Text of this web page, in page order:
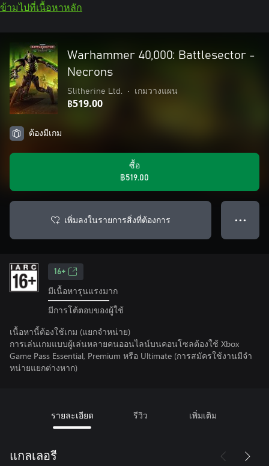
ข้ามไปที่เนื้อหาหลัก
Warhammer 40,000: Battlesector -
Necrons
Slitherine Ltd. • เกมวางแผน
฿519.00
ต้องมีเกม
ซื้อ
฿519.00
เพิ่มลงในรายการสิ่งที่ต้องการ ● ● ●
16+
มีเนื้อหารุนแรงมาก
มีการโต้ตอบของผู้ใช้
เนื้อหานี้ต้องใช้เกม (แยกจำหน่าย)
การเล่นเกมแบบผู้เล่นหลายคนออนไลน์บนคอนโซลต้องใช้ Xbox
Game Pass Essential, Premium หรือ Ultimate (การสมัครใช้งานมีจํา
หน่ายแยกต่างหาก)
รายละเอียด รีวิว เพิ่มเติม
แกลเลอรี